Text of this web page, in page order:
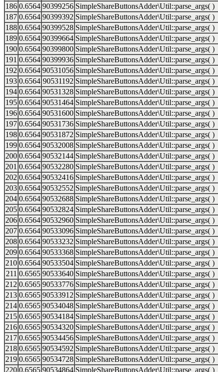
186 0.6564 90399256 SimpleShareButtonsAdder\Util::parse_args( )
187 0.6564 90399392 SimpleShareButtonsAdder\Util::parse_args( )
188 0.6564 90399528 SimpleShareButtonsAdder\Util::parse_args( )
189 0.6564 90399664 SimpleShareButtonsAdder\Util::parse_args( )
190 0.6564 90399800 SimpleShareButtonsAdder\Util::parse_args( )
191 0.6564 90399936 SimpleShareButtonsAdder\Util::parse_args( )
192 0.6564 90531056 SimpleShareButtonsAdder\Util::parse_args( )
193 0.6564 90531192 SimpleShareButtonsAdder\Util::parse_args( )
194 0.6564 90531328 SimpleShareButtonsAdder\Util::parse_args( )
195 0.6564 90531464 SimpleShareButtonsAdder\Util::parse_args( )
196 0.6564 90531600 SimpleShareButtonsAdder\Util::parse_args( )
197 0.6564 90531736 SimpleShareButtonsAdder\Util::parse_args( )
198 0.6564 90531872 SimpleShareButtonsAdder\Util::parse_args( )
199 0.6564 90532008 SimpleShareButtonsAdder\Util::parse_args( )
200 0.6564 90532144 SimpleShareButtonsAdder\Util::parse_args( )
201 0.6564 90532280 SimpleShareButtonsAdder\Util::parse_args( )
202 0.6564 90532416 SimpleShareButtonsAdder\Util::parse_args( )
203 0.6564 90532552 SimpleShareButtonsAdder\Util::parse_args( )
204 0.6564 90532688 SimpleShareButtonsAdder\Util::parse_args( )
205 0.6564 90532824 SimpleShareButtonsAdder\Util::parse_args( )
206 0.6564 90532960 SimpleShareButtonsAdder\Util::parse_args( )
207 0.6564 90533096 SimpleShareButtonsAdder\Util::parse_args( )
208 0.6564 90533232 SimpleShareButtonsAdder\Util::parse_args( )
209 0.6564 90533368 SimpleShareButtonsAdder\Util::parse_args( )
210 0.6564 90533504 SimpleShareButtonsAdder\Util::parse_args( )
211 0.6565 90533640 SimpleShareButtonsAdder\Util::parse_args( )
212 0.6565 90533776 SimpleShareButtonsAdder\Util::parse_args( )
213 0.6565 90533912 SimpleShareButtonsAdder\Util::parse_args( )
214 0.6565 90534048 SimpleShareButtonsAdder\Util::parse_args( )
215 0.6565 90534184 SimpleShareButtonsAdder\Util::parse_args( )
216 0.6565 90534320 SimpleShareButtonsAdder\Util::parse_args( )
217 0.6565 90534456 SimpleShareButtonsAdder\Util::parse_args( )
218 0.6565 90534592 SimpleShareButtonsAdder\Util::parse_args( )
219 0.6565 90534728 SimpleShareButtonsAdder\Util::parse_args( )
220 0.6565 90534864 SimpleShareButtonsAdder\Util::parse_args( )